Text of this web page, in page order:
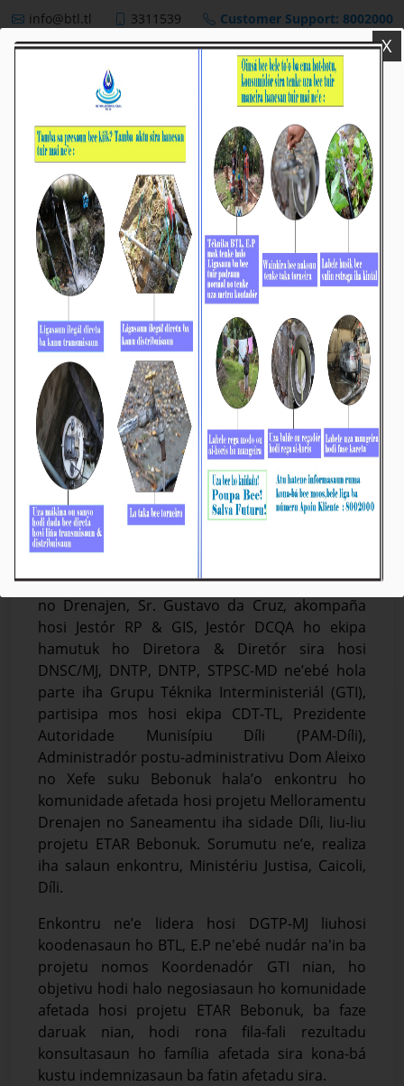
info@btl.tl 3311539 Customer Support: 8002000
Ekipa GTI Halo Negosiasaun ho Komunidade
Afetada ba Projetu ETAR Bebonuk
Média_BTL, E.P June-14-2023
Díli, 14/06/2023. Vise-Prezidente Komisaun
(BTL, E.P) ba Asuntu Sistema Bee, Saneamentu
no Drenajen, Sr. Gustavo da Cruz, akompaña
hosi Jestór RP & GIS, Jestór DCQA ho ekipa
hamutuk ho Diretora & Diretór sira hosi
DNSC/MJ, DNTP, DNTP, STPSC-MD ne’ebé hola
parte iha Grupu Téknika Interministeriál (GTI),
partisipa mos hosi ekipa CDT-TL, Prezidente
Autoridade Munisípiu Díli (PAM-Díli),
Administradór postu-administrativu Dom Aleixo
no Xefe suku Bebonuk hala’o enkontru ho
komunidade afetada hosi projetu Melloramentu
Drenajen no Saneamentu iha sidade Díli, liu-liu
projetu ETAR Bebonuk. Sorumutu ne’e, realiza
iha salaun enkontru, Ministériu Justisa, Caicoli,
Díli.
Enkontru ne’e lidera hosi DGTP-MJ liuhosi
koodenasaun ho BTL, E.P ne'ebé nudár na'in ba
projetu nomos Koordenadór GTI nian, ho
objetivu hodi halo negosiasaun ho komunidade
afetada hosi projetu ETAR Bebonuk, ba faze
daruak nian, hodi rona fila-fali rezultadu
konsultasaun ho família afetada sira kona-bá
kustu indemnizasaun ba fatin afetadu sira.
X